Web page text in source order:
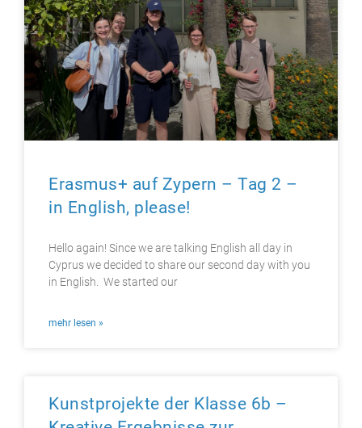
Erasmus+ auf Zypern – Tag 2 –
in English, please!
Hello again! Since we are talking English all day in
Cyprus we decided to share our second day with you
in English. We started our
mehr lesen »
Kunstprojekte der Klasse 6b –